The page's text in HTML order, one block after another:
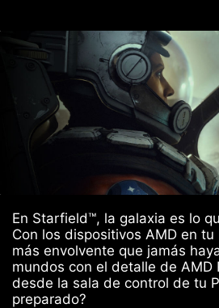
En Starfield™, la galaxia es lo
Con los dispositivos AMD en
más envolvente que jamás
mundos con el detalle de AMD
desde la sala de control de tu
preparado?